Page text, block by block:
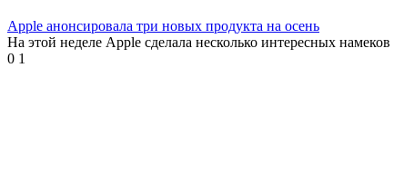
Apple анонсировала три новых продукта на осень
На этой неделе Apple сделала несколько интересных намеков
0 1